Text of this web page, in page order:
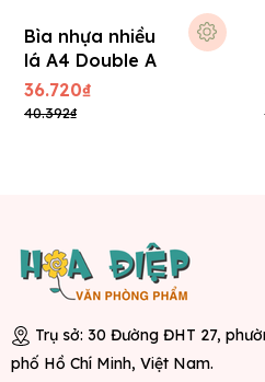
Bìa nhựa nhiều
lá A4 Double A
36.720₫
40.392₫
Trụ sở: 30 Đường ĐHT 27,
phố Hồ Chí Minh, Việt Nam.